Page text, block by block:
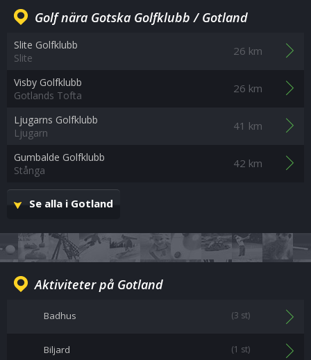
Golf nära Gotska Golfklubb / Gotland
Slite Golfklubb
Slite
26 km
Visby Golfklubb
Gotlands Tofta
26 km
Ljugarns Golfklubb
Ljugarn
41 km
Gumbalde Golfklubb
Stånga
42 km
Se alla i Gotland
Aktiviteter på Gotland
Badhus (3 st)
Biljard (1 st)